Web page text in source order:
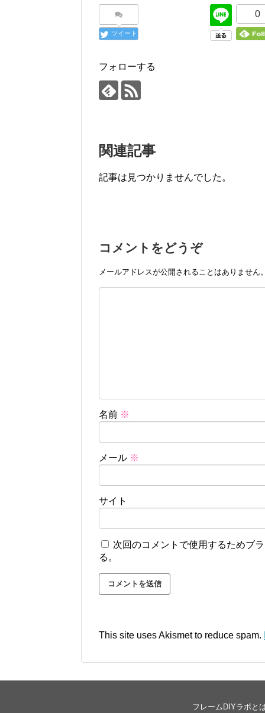
ツイート
0
フォローする
関連記事
記事は見つかりませんでした。
コメントをどうぞ
メールアドレスが公開されることはありません。
名前 ※
メール ※
サイト
次回のコメントで使用するためブ
る。
This site uses Akismet to reduce spam.
フレームDIYラボと